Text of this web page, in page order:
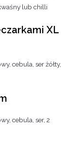
lub chilli
XL
cebula, ser żółty,
cebula, ser, 2